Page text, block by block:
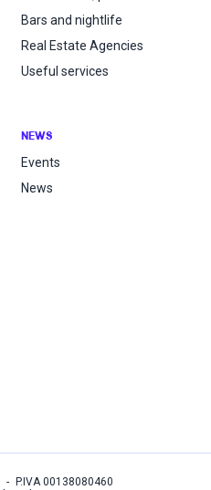
Bars and nightlife
Real Estate Agencies
Useful services
NEWS
Events
News
- P.IVA00138080460